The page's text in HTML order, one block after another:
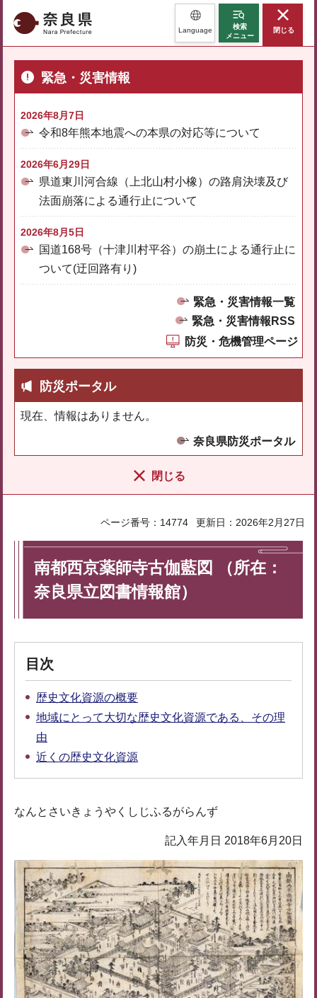
奈良県 Language
検索
メニュー
閉じる
緊急・災害情報
2026年8月7日
令和8年熊本地震への本県の対応等について
2026年6月29日
県道東川河合線（上北山村小橡）の路肩決壊及び
法面崩落による通行止について
2026年8月5日
国道168号（十津川村平谷）の崩土による通行止に
ついて(迂回路有り)
緊急・災害情報一覧
緊急・災害情報RSS
防災・危機管理ページ
防災ポータル
現在、情報はありません。
奈良県防災ポータル
閉じる
ページ番号：14774 更新日：2026年2月27日
南都西京薬師寺古伽藍図 （所在：
奈良県立図書情報館）
目次
歴史文化資源の概要
地域にとって大切な歴史文化資源である、その理
由
近くの歴史文化資源
なんとさいきょうやくしじふるがらんず
記入年月日 2018年6月20日